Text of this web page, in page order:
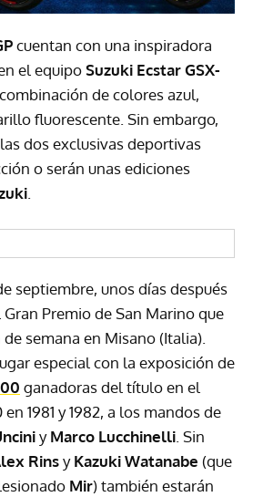
cuentan con una inspiradora
el equipoSuzuki Ecstar GSX-
de colores azul,
fluorescente. Sin embargo,
dos exclusivas deportivas
o serán unas ediciones
septiembre, unos días después
Premio de San Marino que
semana en Misano (Italia).
especial con la exposición de
ganadoras del título en el
1981 y 1982, a los mandos de
yMarco Lucchinelli . Sin
RinsyKazuki Watanabe (que
Mir) también estarán